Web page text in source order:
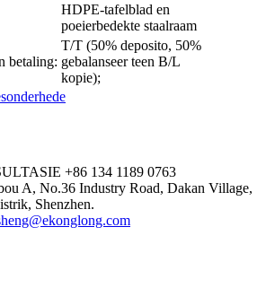
HDPE-tafelblad en
poeierbedekte staalraam
betaling:
T/T (50% deposito, 50%
gebalanseer teen B/L
kopie);
+86 134 1189 0763
A, No.36 Industry Road, Dakan Village,
Shenzhen.